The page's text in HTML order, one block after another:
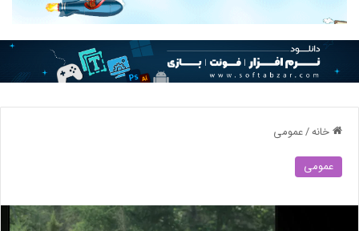
خانه/عمومی
عمومی